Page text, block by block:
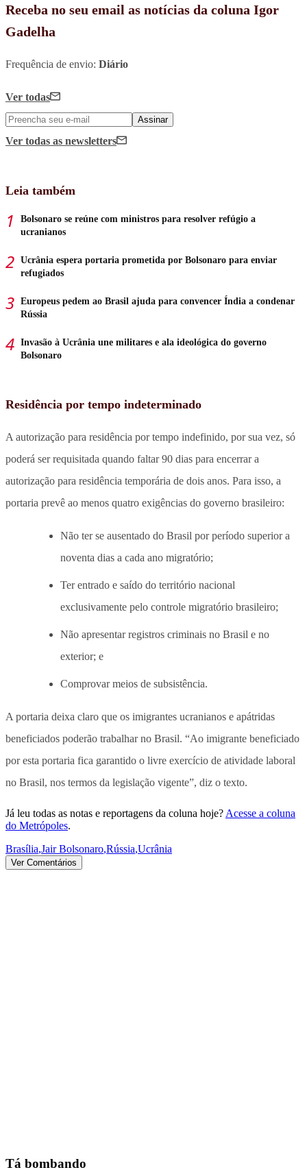
Receba no seu email as notícias da coluna Igor
Gadelha
Frequência de envio: Diário
Ver todas
Assinar
Ver todas as newsletters
Leia também
Bolsonaro se reúne com ministros para resolver refúgio a
ucranianos
Ucrânia espera portaria prometida por Bolsonaro para enviar
refugiados
Europeus pedem ao Brasil ajuda para convencer Índia a condenar
Rússia
Invasão à Ucrânia une militares e ala ideológica do governo
Bolsonaro
Residência por tempo indeterminado
A autorização para residência por tempo indefinido, por sua vez, só
poderá ser requisitada quando faltar 90 dias para encerrar a
autorização para residência temporária de dois anos. Para isso, a
portaria prevê ao menos quatro exigências do governo brasileiro:
Não ter se ausentado do Brasil por período superior a
noventa dias a cada ano migratório;
Ter entrado e saído do território nacional
exclusivamente pelo controle migratório brasileiro;
Não apresentar registros criminais no Brasil e no
exterior; e
Comprovar meios de subsistência.
A portaria deixa claro que os imigrantes ucranianos e apátridas
beneficiados poderão trabalhar no Brasil. “Ao imigrante beneficiado
por esta portaria fica garantido o livre exercício de atividade laboral
no Brasil, nos termos da legislação vigente”, diz o texto.
Já leu todas as notas e reportagens da coluna hoje? Acesse a coluna
do Metrópoles.
Brasília,Jair Bolsonaro,Rússia,Ucrânia
Ver Comentários
Tá bombando